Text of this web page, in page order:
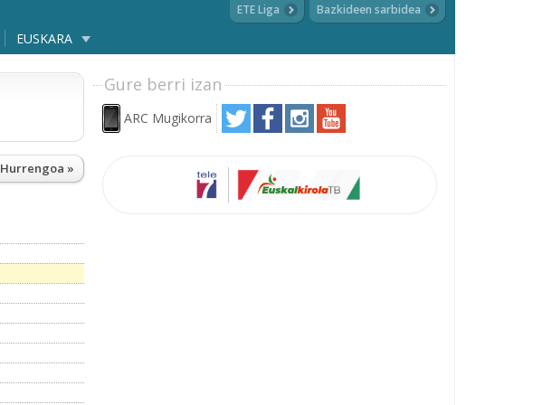
EUSKARA
ETE Liga Bazkideen sarbidea
Hurrengoa »
Gure berri izan
ARC Mugikorra